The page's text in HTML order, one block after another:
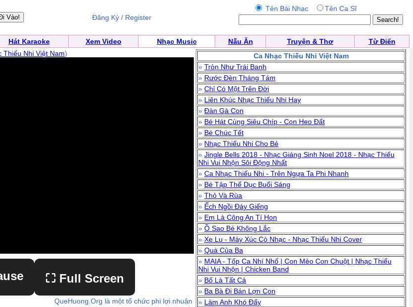
Đăng Ký / Register
Tên Bài Nhạc Tên Ca Sĩ
Hát Karaoke Xem Video Nhạc Music Nấu Ăn Truyện & Thơ
Từ Điển
Thiếu Nhi Việt Nam)
⛶ Full Screen
QueHuong.Org là một tổ chức phi lợi nhuận
Ca Nhạc Thiếu Nhi Việt Nam
» Tròn Như Trái Banh
» Rước Đèn Tháng Tám
» Chỉ Có Một Trên Đời
» Liên Khúc Nhạc Thiếu Nhi Hay
» Đàn Gà Con
» Bé Hát Cùng Siêu Chíp - Con Heo Đất
» Bé Chúc Tết
» Nhạc Thiếu Nhi Cho Bé
» Jingle Bells 2018 - Nhạc Giáng Sinh Noel 2018 - Nhạc Thiếu
Nhi Vui Nhộn Sôi Động Nhất
» Ca Nhạc Thiếu Nhi - Trên Ngựa Ta Phi Nhanh
» Bé Tập Thể Dục Buổi Sáng
» Thỏ Và Rùa
» Ếch Ngồi Đáy Giếng
» Em Là Công An Tí Hon
» Ồ Sao Bé Không Lắc
» Xe Lu - Máy Xúc Có Nhạc - Nhạc Thiếu Nhi Cover
» Quà Của Ba
» MAIA - Tốp Ca Nhí Nhố | Con Mèo Con Chuột | Nhạc Thiếu
Nhi Vui Nhộn | Chicken Band
» Bố Là Tất Cả
» Ba Bà Đi Bán Lợn Con
» Làm Anh Khó Đấy